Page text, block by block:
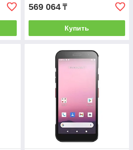
569 064 ₸
Купить